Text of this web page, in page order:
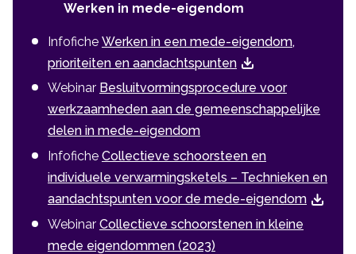
Werken in mede-eigendom
Infofiche Werken in een mede-eigendom,
prioriteiten en aandachtspunten
Webinar Besluitvormingsprocedure voor
werkzaamheden aan de gemeenschappelijke
delen in mede-eigendom
Infofiche Collectieve schoorsteen en
individuele verwarmingsketels – Technieken en
aandachtspunten voor de mede-eigendom
Webinar Collectieve schoorstenen in kleine
mede eigendommen (2023)